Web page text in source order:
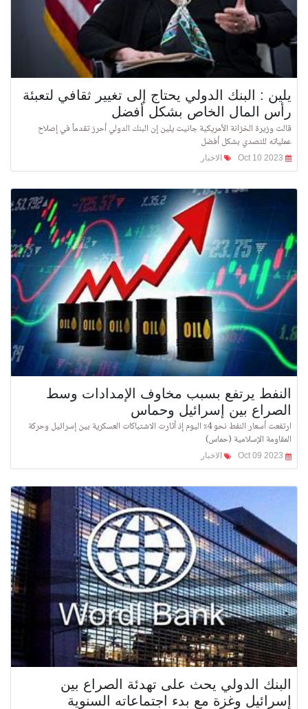
يلين : البنك الدولي يحتاج إلى تغيير ثقافي لتعبئة
رأس المال الخاص بشكل أفضل
قالت وزيرة الخزانة الأمريكية جانيت يلين إن البنك الدولي أحرز تقدماً في إصلاح
عملياته للتصدي بشكل أفضل
الاخبار
النفط يرتفع بسبب مخاوف الإمدادات وسط
الصراع بين إسرائيل وحماس
ارتفعت أسعار النفط نحو 4٪ اليوم إذ أثارت الاشتباكات العسكرية بين إسرائيل وحركة
المقاومة الإسلامية (حماس)
الاخبار
البنك الدولي يحث على تهدئة الصراع بين
إسرائيل وغزة مع بدء اجتماعاته السنوية